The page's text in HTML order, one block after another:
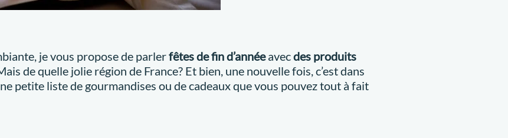
je vous propose de parlerfêtes de fin d’annéeavecdes produits
de quelle jolie région de France? Et bien, une nouvelle fois, c’est dans
petite liste de gourmandises ou de cadeaux que vous pouvez tout à fait